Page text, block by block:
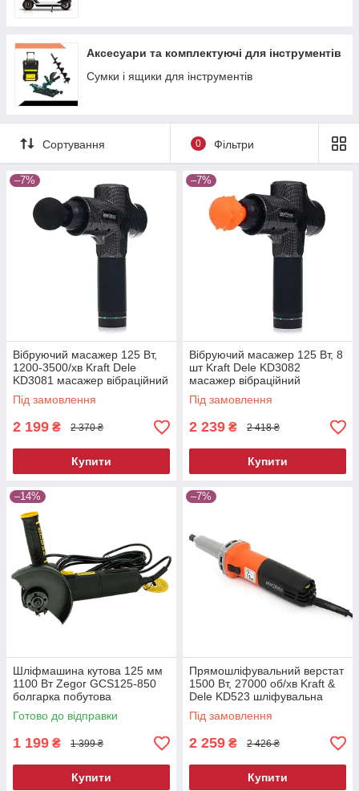
Аксесуари та комплектуючі для інструментів
Сумки і ящики для інструментів
Сортування 0 Фільтри
–7%
Вібруючий масажер 125 Вт,
1200-3500/хв Kraft Dele
KD3081 масажер вібраційний
Під замовлення
2 199 ₴ 2 370 ₴
Купити
–7%
Вібруючий масажер 125 Вт, 8
шт Kraft Dele KD3082
масажер вібраційний
Під замовлення
2 239 ₴ 2 418 ₴
Купити
–14%
Шліфмашина кутова 125 мм
1100 Вт Zegor GCS125-850
болгарка побутова
електрична для різання та
шліфування
Готово до відправки
1 199 ₴ 1 399 ₴
Купити
–7%
Прямошліфувальний верстат
1500 Вт, 27000 об/хв Kraft &
Dele KD523 шліфувальна
машина пряма
Під замовлення
2 259 ₴ 2 426 ₴
Купити